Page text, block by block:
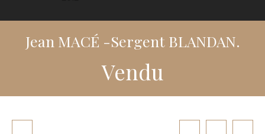
Jean MACÉ -Sergent BLANDAN.
Vendu